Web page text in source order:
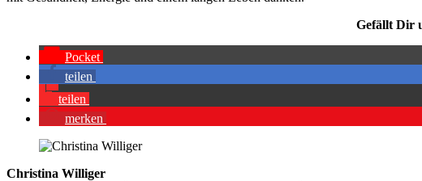
Gefällt Dir
Pocket
tei­len
tei­len
mer­ken
Christina Williger